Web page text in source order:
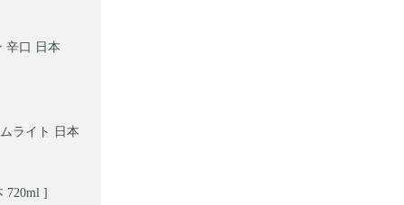
辛口 日本
ライト 日本
720ml ]